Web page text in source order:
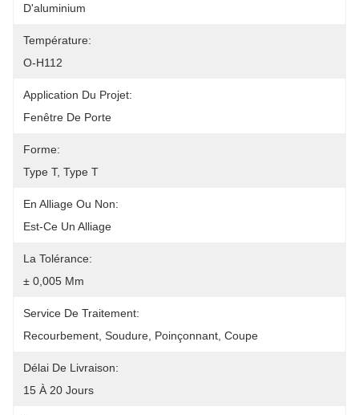
D'aluminium
Température:
O-H112
Application Du Projet:
Fenêtre De Porte
Forme:
Type T, Type T
En Alliage Ou Non:
Est-Ce Un Alliage
La Tolérance:
± 0,005 Mm
Service De Traitement:
Recourbement, Soudure, Poinçonnant, Coupe
Délai De Livraison:
15 À 20 Jours